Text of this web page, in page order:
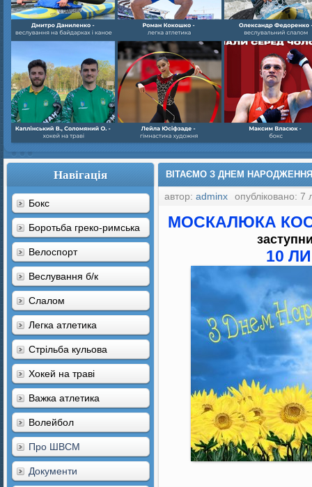
Навігація
Бокс
Боротьба греко-римська
Велоспорт
Веслування б/к
Cлалом
Легка атлетика
Стрільба кульова
Хокей на траві
Важка атлетика
Волейбол
Про ШВСМ
Документи
ВІТАЄМО З ДНЕМ
автор: adminx опубліковано: 7
МОСКАЛЮКА
10